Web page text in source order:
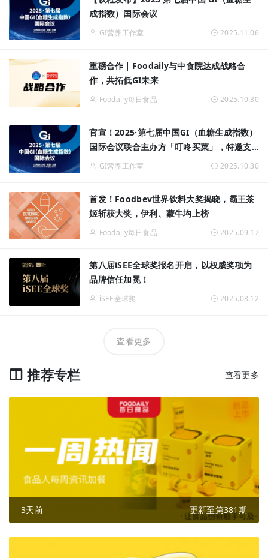
成指数）国际会议
GI营养工作室 2025.11.06
重磅合作｜Foodaily与中食院达成战略合
作，共拓低GI未来
Foodaily每日食品 2025.10.30
官宣！2025·第七届中国GI（血糖生成指数）
国际会议联合主办方「叮咚买菜」，特邀支
持单位「Foodaily每日食品」
GI营养工作室 2025.10.30
首发！Foodbev世界饮料大奖揭晓，霸王茶
姬斩获大奖，伊利、蒙牛均上榜
Foodaily每日食品 2025.09.17
第八届iSEE全球奖报名开启，以权威奖项为
品牌信任加冕！
iSEE全球奖 2025.08.12
查看更多
推荐专栏 查看更多
3天前 更新至第381期